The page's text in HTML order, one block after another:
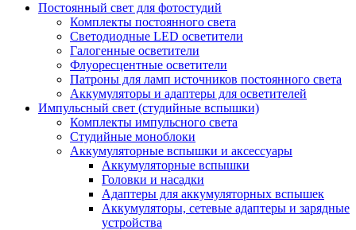
Постоянный свет для фотостудий
Комплекты постоянного света
Светодиодные LED осветители
Галогенные осветители
Флуоресцентные осветители
Патроны для ламп источников постоянного света
Аккумуляторы и адаптеры для осветителей
Импульсный свет (студийные вспышки)
Комплекты импульсного света
Студийные моноблоки
Аккумуляторные вспышки и аксессуары
Аккумуляторные вспышки
Головки и насадки
Адаптеры для аккумуляторных вспышек
Аккумуляторы, сетевые адаптеры и зарядные
устройства